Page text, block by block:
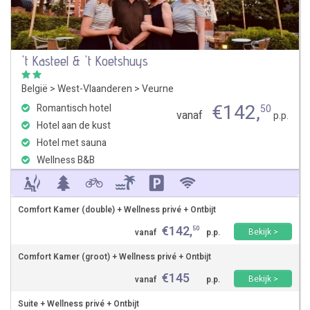
't Kasteel & 't Koetshuys
België >West-Vlaanderen >Veurne
Romantisch hotel
Hotel aan de kust
Hotel met sauna
Wellness B&B
vanaf €142,50p.p.
Comfort Kamer (double) + Wellness privé + Ontbijt
vanaf €142,50 p.p.
Bekijk >
Comfort Kamer (groot) + Wellness privé + Ontbijt
vanaf €145 p.p.
Bekijk >
Suite + Wellness privé + Ontbijt